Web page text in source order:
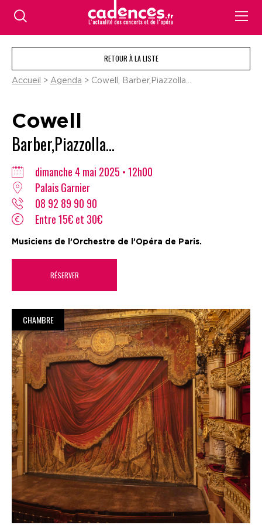
RETOUR À LA LISTE
Accueil > Agenda > Cowell, Barber,Piazzolla…
Cowell
Barber,Piazzolla…
dimanche 4 mai 2025 • 12h00
Palais Garnier
08 92 89 90 90
Entre 15€ et 30€
Musiciens de l’Orchestre de l’Opéra de Paris.
RÉSERVER
CHAMBRE